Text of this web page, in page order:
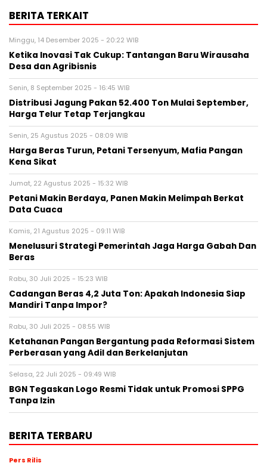
BERITA TERKAIT
Minggu, 14 Desember 2025 - 20:22 WIB
Ketika Inovasi Tak Cukup: Tantangan Baru Wirausaha
Desa dan Agribisnis
Senin, 8 September 2025 - 16:45 WIB
Distribusi Jagung Pakan 52.400 Ton Mulai September,
Harga Telur Tetap Terjangkau
Senin, 25 Agustus 2025 - 08:09 WIB
Harga Beras Turun, Petani Tersenyum, Mafia Pangan
Kena Sikat
Jumat, 22 Agustus 2025 - 15:32 WIB
Petani Makin Berdaya, Panen Makin Melimpah Berkat
Data Cuaca
Kamis, 21 Agustus 2025 - 09:11 WIB
Menelusuri Strategi Pemerintah Jaga Harga Gabah Dan
Beras
Rabu, 30 Juli 2025 - 15:23 WIB
Cadangan Beras 4,2 Juta Ton: Apakah Indonesia Siap
Mandiri Tanpa Impor?
Rabu, 30 Juli 2025 - 08:55 WIB
Ketahanan Pangan Bergantung pada Reformasi Sistem
Perberasan yang Adil dan Berkelanjutan
Selasa, 22 Juli 2025 - 09:49 WIB
BGN Tegaskan Logo Resmi Tidak untuk Promosi SPPG
Tanpa Izin
BERITA TERBARU
Pers Rilis